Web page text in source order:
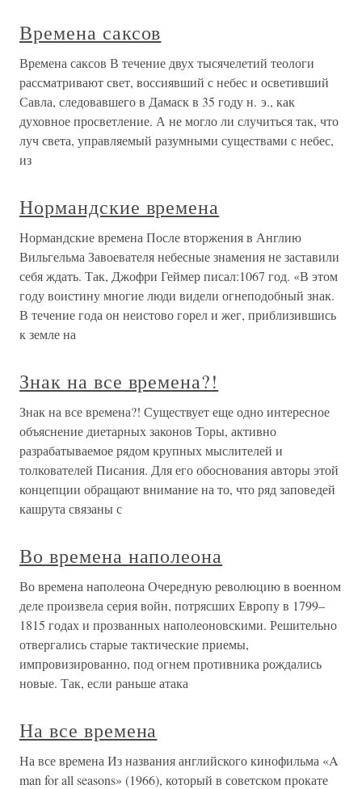
Времена саксов
Времена саксов В течение двух тысячелетий теологи
рассматривают свет, воссиявший с небес и осветивший
Савла, следовавшего в Дамаск в 35 году н. э., как
духовное просветление. А не могло ли случиться так, что
луч света, управляемый разумными существами с небес,
из
Нормандские времена
Нормандские времена После вторжения в Англию
Вильгельма Завоевателя небесные знамения не заставили
себя ждать. Так, Джофри Геймер писал:1067 год. «В этом
году воистину многие люди видели огнеподобный знак.
В течение года он неистово горел и жег, приблизившись
к земле на
Знак на все времена?!
Знак на все времена?! Существует еще одно интересное
объяснение диетарных законов Торы, активно
разрабатываемое рядом крупных мыслителей и
толкователей Писания. Для его обоснования авторы этой
концепции обращают внимание на то, что ряд заповедей
кашрута связаны с
Во времена наполеона
Во времена наполеона Очередную революцию в военном
деле произвела серия войн, потрясших Европу в 1799–
1815 годах и прозванных наполеоновскими. Решительно
отвергались старые тактические приемы,
импровизированно, под огнем противника рождались
новые. Так, если раньше атака
На все времена
На все времена Из названия английского кинофильма «A
man for all seasons» (1966), который в советском прокате